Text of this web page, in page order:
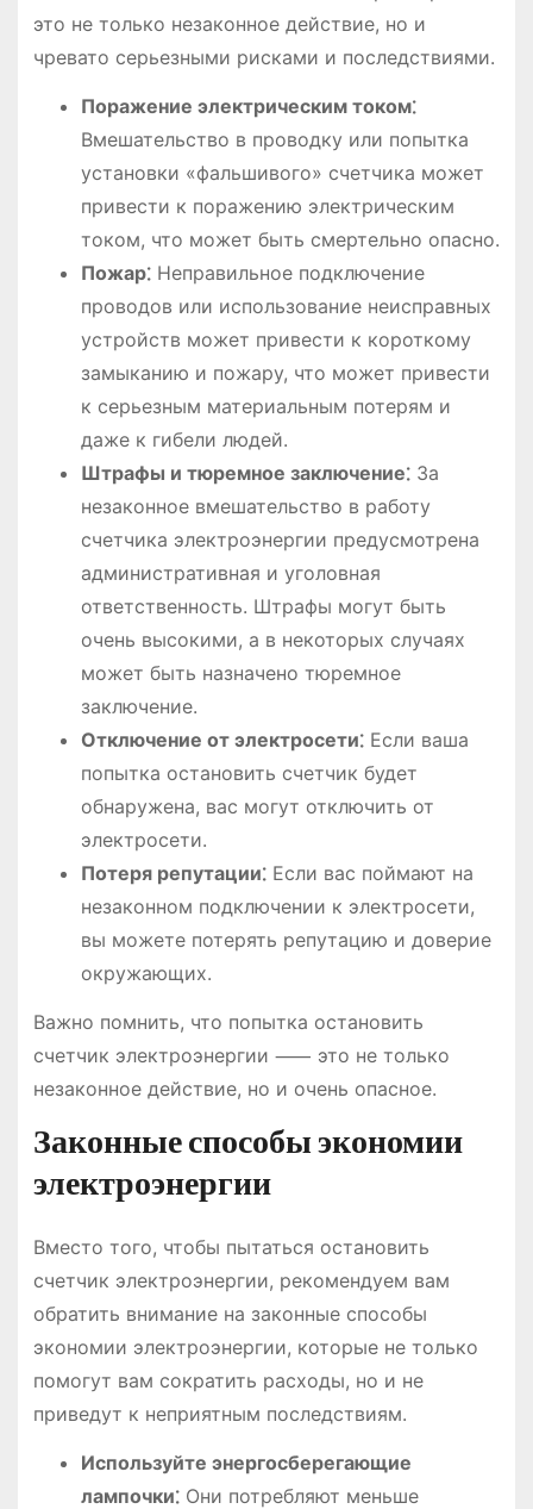
это не только незаконное действие, но и
чревато серьезными рисками и последствиями.
Поражение электрическим током⁚
Вмешательство в проводку или попытка
установки «фальшивого» счетчика может
привести к поражению электрическим
током, что может быть смертельно опасно.
Пожар⁚Неправильное подключение
проводов или использование неисправных
устройств может привести к короткому
замыканию и пожару, что может привести
к серьезным материальным потерям и
даже к гибели людей.
Штрафы и тюремное заключение⁚За
незаконное вмешательство в работу
счетчика электроэнергии предусмотрена
административная и уголовная
ответственность. Штрафы могут быть
очень высокими, а в некоторых случаях
может быть назначено тюремное
заключение.
Отключение от электросети⁚Если ваша
попытка остановить счетчик будет
обнаружена, вас могут отключить от
электросети.
Потеря репутации⁚Если вас поймают на
незаконном подключении к электросети,
вы можете потерять репутацию и доверие
окружающих.
Важно помнить, что попытка остановить
счетчик электроэнергии ⸺ это не только
незаконное действие, но и очень опасное.
Законные способы экономии
электроэнергии
Вместо того, чтобы пытаться остановить
счетчик электроэнергии, рекомендуем вам
обратить внимание на законные способы
экономии электроэнергии, которые не только
помогут вам сократить расходы, но и не
приведут к неприятным последствиям.
Используйте энергосберегающие
лампочки⁚Они потребляют меньше